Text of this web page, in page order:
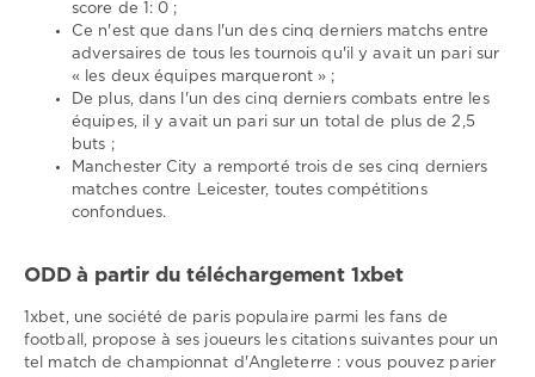
score de 1: 0 ;
Ce n'est que dans l'un des cinq derniers matchs entre
adversaires de tous les tournois qu'il y avait un pari sur
« les deux équipes marqueront » ;
De plus, dans l'un des cinq derniers combats entre les
équipes, il y avait un pari sur un total de plus de 2,5
buts ;
Manchester City a remporté trois de ses cinq derniers
matches contre Leicester, toutes compétitions
confondues.
ODD à partir du téléchargement 1xbet
1xbet, une société de paris populaire parmi les fans de
football, propose à ses joueurs les citations suivantes pour un
tel match de championnat d'Angleterre : vous pouvez parier